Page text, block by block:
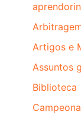
Artigos e
Assuntos
Biblioteca